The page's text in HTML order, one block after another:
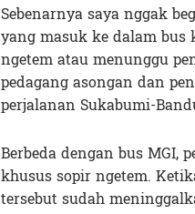
Sebenarnya saya nggak
yang masuk ke dalam
ngetem atau menunggu
pedagang asongan dan
perjalanan Sukabumi-
Berbeda dengan bus MGI,
khusus sopir ngetem.
tersebut sudah